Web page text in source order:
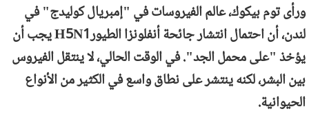
ورأى توم بيكوك، عالم الفيروسات في "إمبريال كوليدج" في
لندن، أن احتمال انتشار جائحة أنفلونزا الطيورH5N1يجب أن
يؤخذ "على محمل الجد". في الوقت الحالي، لا ينتقل الفيروس
بين البشر، لكنه ينتشر على نطاق واسع في الكثير من الأنواع
الحيوانية.